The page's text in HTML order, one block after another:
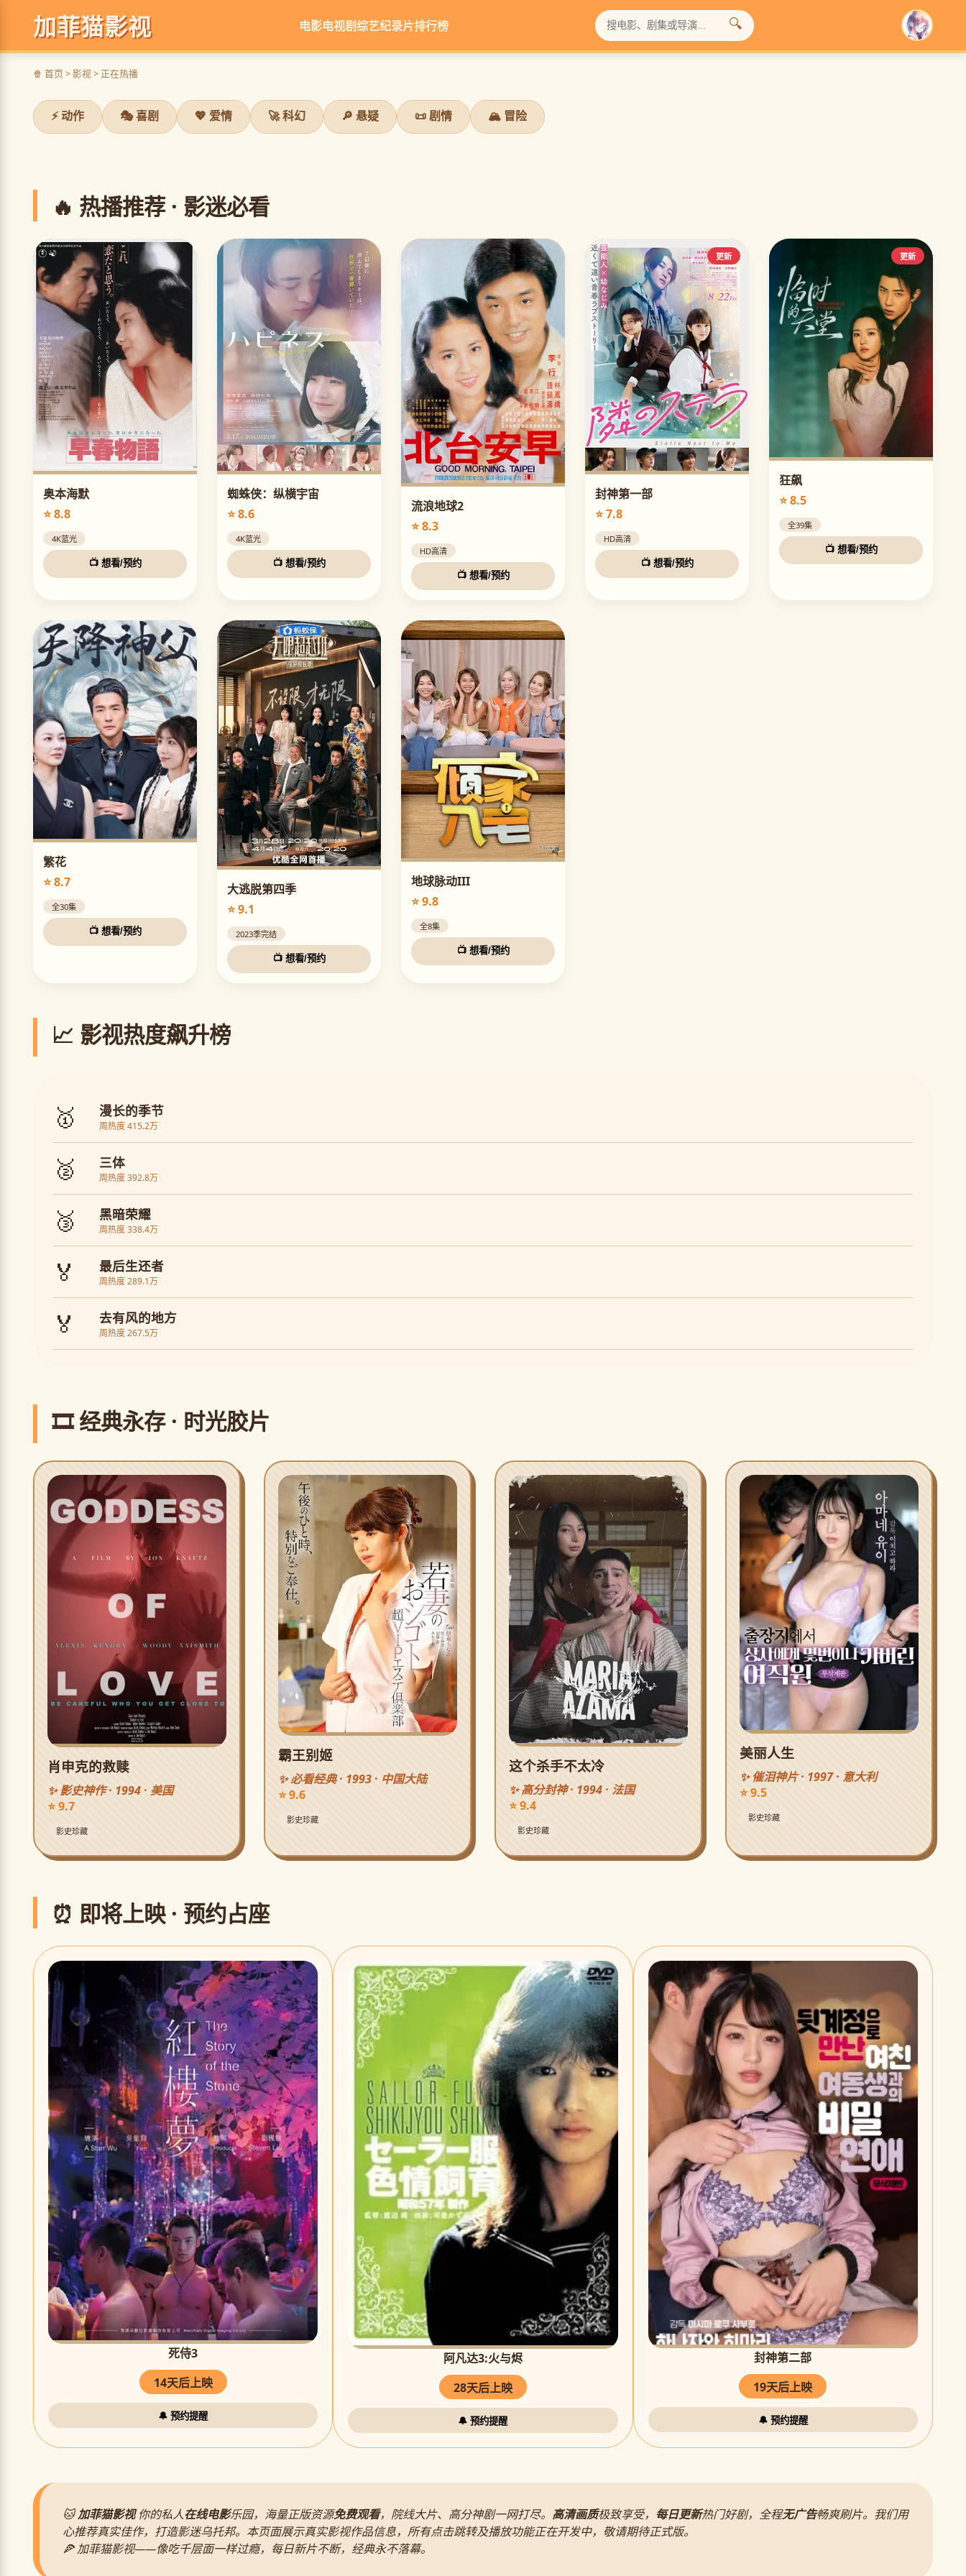
加菲猫影视 电影电视剧综艺纪录片排行榜 🔍
🍿 首页 > 影视 > 正在热播
⚡ 动作 🎭 喜剧 💖 爱情 🚀 科幻 🔎 悬疑 📜 剧情 🏔️ 冒险
蜘蛛侠：纵横宇宙
立即观看
🔥 热播推荐 · 影迷必看
奥本海默
⭐ 8.8
4K蓝光
📺 想看/预约
蜘蛛侠：纵横宇宙
⭐ 8.6
4K蓝光
📺 想看/预约
流浪地球2
⭐ 8.3
HD高清
📺 想看/预约
更新
封神第一部
⭐ 7.8
HD高清
📺 想看/预约
更新
狂飙
⭐ 8.5
全39集
📺 想看/预约
繁花
⭐ 8.7
全30集
📺 想看/预约
大逃脱第四季
⭐ 9.1
2023季完结
📺 想看/预约
地球脉动III
⭐ 9.8
全8集
📺 想看/预约
📈 影视热度飙升榜
🥇 漫长的季节
周热度 415.2万
🥈 三体
周热度 392.8万
🥉 黑暗荣耀
周热度 338.4万
🏅 最后生还者
周热度 289.1万
🏅 去有风的地方
周热度 267.5万
🎞️ 经典永存 · 时光胶片
肖申克的救赎
✨ 影史神作 · 1994 · 美国
⭐ 9.7
影史珍藏
霸王别姬
✨ 必看经典 · 1993 · 中国大陆
⭐ 9.6
影史珍藏
这个杀手不太冷
✨ 高分封神 · 1994 · 法国
⭐ 9.4
影史珍藏
美丽人生
✨ 催泪神片 · 1997 · 意大利
⭐ 9.5
影史珍藏
⏰ 即将上映 · 预约占座
死侍3
14天后上映
🔔 预约提醒
阿凡达3:火与烬
28天后上映
🔔 预约提醒
封神第二部
19天后上映
🔔 预约提醒
🐱加菲猫影视你的私人在线电影乐园，海量正版资源免费观看，院线大片、高分神剧一网打尽。 高清画质极致享受， 每日更新热门好剧，全程无广告畅爽刷片。我们用
心推荐真实佳作，打造影迷乌托邦。本页面展示真实影视作品信息，所有点击跳转及播放功能正在开发中，敬请期待正式版。
🍕 加菲猫影视——像吃千层面一样过瘾，每日新片不断，经典永不落幕。